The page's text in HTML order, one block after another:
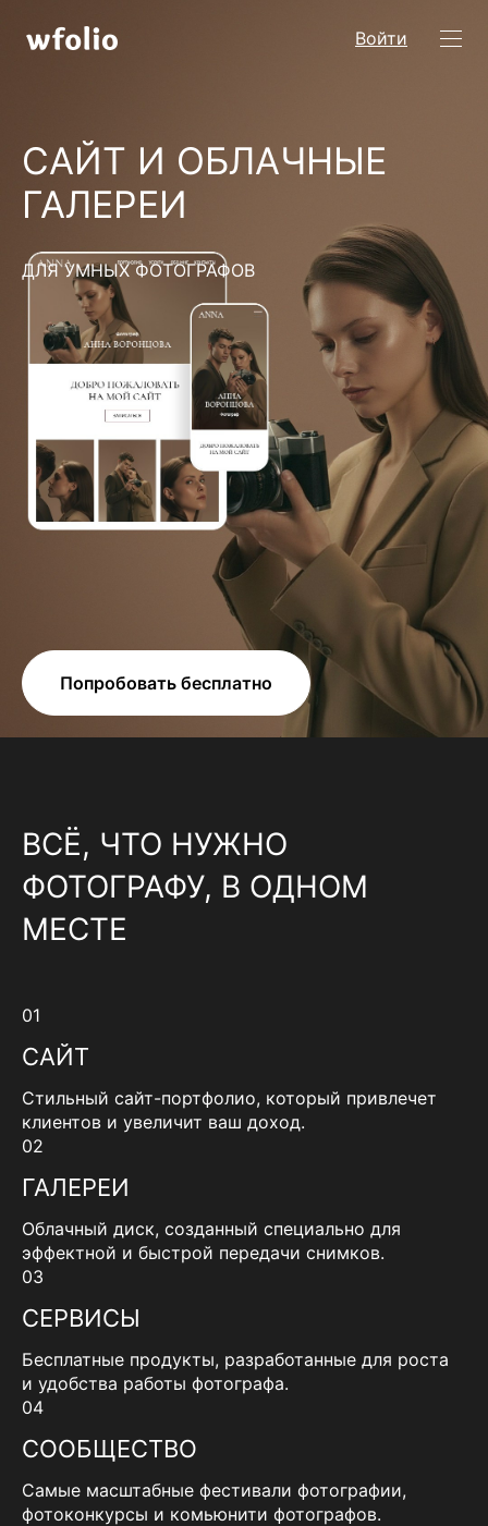
Войти
САЙТ И ОБЛАЧНЫЕ
ГАЛЕРЕИ
ДЛЯ УМНЫХ ФОТОГРАФОВ
Попробовать бесплатно
ВСЁ, ЧТО НУЖНО
ФОТОГРАФУ, В ОДНОМ
МЕСТЕ
01
САЙТ
Стильный сайт-портфолио, который привлечет
клиентов и увеличит ваш доход.
02
ГАЛЕРЕИ
Облачный диск, созданный специально для
эффектной и быстрой передачи снимков.
03
СЕРВИСЫ
Бесплатные продукты, разработанные для роста
и удобства работы фотографа.
04
СООБЩЕСТВО
Самые масштабные фестивали фотографии,
фотоконкурсы и комьюнити фотографов.